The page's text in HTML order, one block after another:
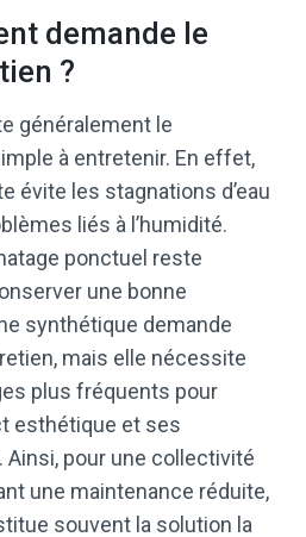
demande le
?
généralement le
à entretenir. En effet,
évite les stagnations d’eau
liés à l’humidité.
ponctuel reste
une bonne
synthétique demande
mais elle nécessite
plus fréquents pour
esthétique et ses
pour une collectivité
une maintenance réduite,
souvent la solution la